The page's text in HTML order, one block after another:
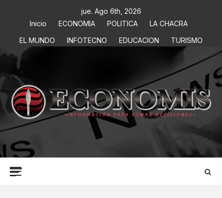
jue. Ago 6th, 2026
Inicio
ECONOMIA POLITICA
LA CHACRA
EL MUNDO
INFOTECNO EDUCACION TURISMO
ECONOMIS
INFORMACIÓN PARA TOMAR DECISIONES